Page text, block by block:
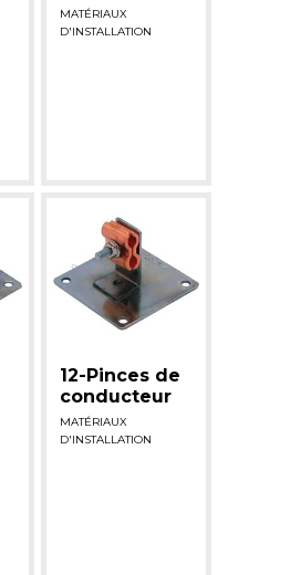
MATÉRIAUX
D'INSTALLATION
12-Pinces de
conducteur
MATÉRIAUX
D'INSTALLATION